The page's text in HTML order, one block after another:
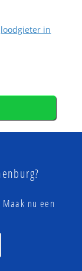
loodgieter in
nu een